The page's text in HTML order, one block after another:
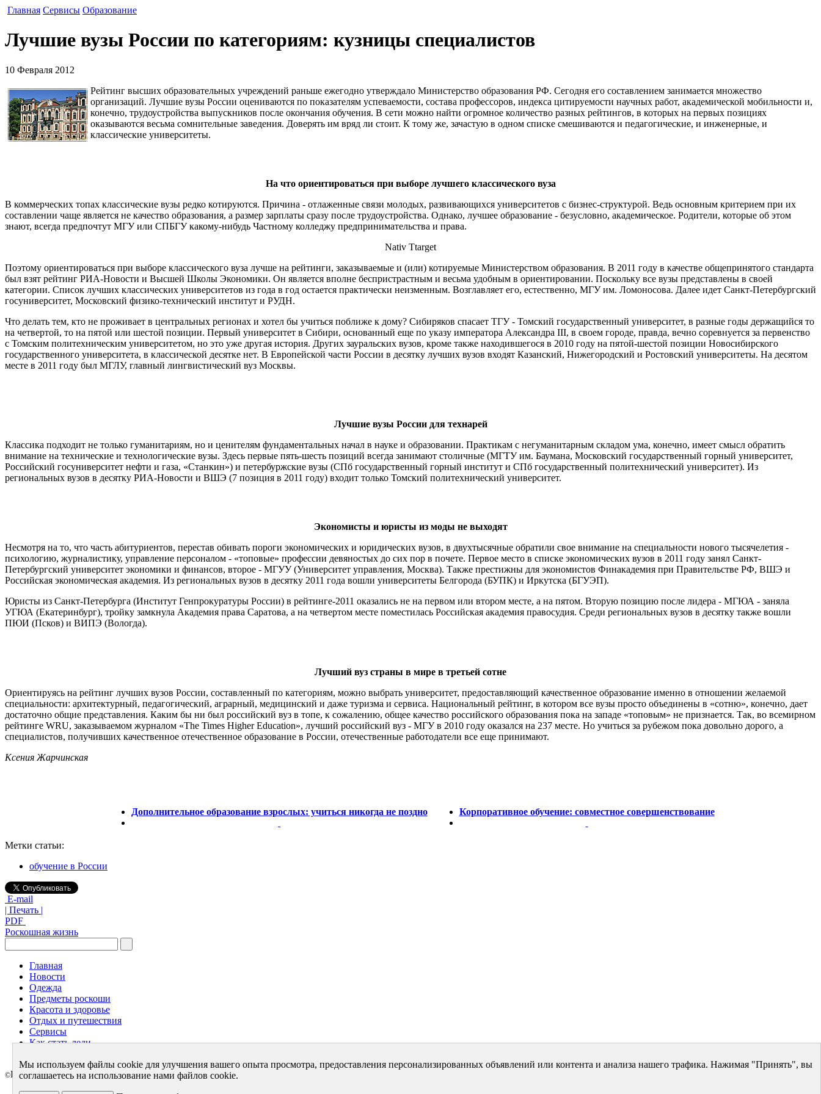
Главная Сервисы Образование
Лучшие вузы России по категориям: кузницы специалистов
10 Февраля 2012
Рейтинг высших образовательных учреждений раньше ежегодно утверждало Министерство образования РФ. Сегодня его составлением занимается множество
организаций. Лучшие вузы России оцениваются по показателям успеваемости, состава профессоров, индекса цитируемости научных работ, академической мобильности и,
конечно, трудоустройства выпускников после окончания обучения. В сети можно найти огромное количество разных рейтингов, в которых на первых позициях
оказываются весьма сомнительные заведения. Доверять им вряд ли стоит. К тому же, зачастую в одном списке смешиваются и педагогические, и инженерные, и
классические университеты.
На что ориентироваться при выборе лучшего классического вуза
В коммерческих топах классические вузы редко котируются. Причина - отлаженные связи молодых, развивающихся университетов с бизнес-структурой. Ведь основным критерием при их
составлении чаще является не качество образования, а размер зарплаты сразу после трудоустройства. Однако, лучшее образование - безусловно, академическое. Родители, которые об этом
знают, всегда предпочтут МГУ или СПБГУ какому-нибудь Частному колледжу предпринимательства и права.
Nativ Ttarget
Поэтому ориентироваться при выборе классического вуза лучше на рейтинги, заказываемые и (или) котируемые Министерством образования. В 2011 году в качестве общепринятого стандарта
был взят рейтинг РИА-Новости и Высшей Школы Экономики. Он является вполне беспристрастным и весьма удобным в ориентировании. Поскольку все вузы представлены в своей
категории. Список лучших классических университетов из года в год остается практически неизменным. Возглавляет его, естественно, МГУ им. Ломоносова. Далее идет Санкт-Петербургский
госуниверситет, Московский физико-технический институт и РУДН.
Что делать тем, кто не проживает в центральных регионах и хотел бы учиться поближе к дому? Сибиряков спасает ТГУ - Томский государственный университет, в разные годы держащийся то
на четвертой, то на пятой или шестой позиции. Первый университет в Сибири, основанный еще по указу императора Александра III, в своем городе, правда, вечно соревнуется за первенство
с Томским политехническим университетом, но это уже другая история. Других зауральских вузов, кроме также находившегося в 2010 году на пятой-шестой позиции Новосибирского
государственного университета, в классической десятке нет. В Европейской части России в десятку лучших вузов входят Казанский, Нижегородский и Ростовский университеты. На десятом
месте в 2011 году был МГЛУ, главный лингвистический вуз Москвы.
Лучшие вузы России для технарей
Классика подходит не только гуманитариям, но и ценителям фундаментальных начал в науке и образовании. Практикам с негуманитарным складом ума, конечно, имеет смысл обратить
внимание на технические и технологические вузы. Здесь первые пять-шесть позиций всегда занимают столичные (МГТУ им. Баумана, Московский государственный горный университет,
Российский госуниверситет нефти и газа, «Станкин») и петербуржские вузы (СПб государственный горный институт и СПб государственный политехнический университет). Из
региональных вузов в десятку РИА-Новости и ВШЭ (7 позиция в 2011 году) входит только Томский политехнический университет.
Экономисты и юристы из моды не выходят
Несмотря на то, что часть абитуриентов, перестав обивать пороги экономических и юридических вузов, в двухтысячные обратили свое внимание на специальности нового тысячелетия -
психологию, журналистику, управление персоналом - «топовые» профессии девяностых до сих пор в почете. Первое место в списке экономических вузов в 2011 году занял Санкт-
Петербургский университет экономики и финансов, второе - МГУУ (Университет управления, Москва). Также престижны для экономистов Финакадемия при Правительстве РФ, ВШЭ и
Российская экономическая академия. Из региональных вузов в десятку 2011 года вошли университеты Белгорода (БУПК) и Иркутска (БГУЭП).
Юристы из Санкт-Петербурга (Институт Генпрокуратуры России) в рейтинге-2011 оказались не на первом или втором месте, а на пятом. Вторую позицию после лидера - МГЮА - заняла
УГЮА (Екатеринбург), тройку замкнула Академия права Саратова, а на четвертом месте поместилась Российская академия правосудия. Среди региональных вузов в десятку также вошли
ПЮИ (Псков) и ВИПЭ (Вологда).
Лучший вуз страны в мире в третьей сотне
Ориентируясь на рейтинг лучших вузов России, составленный по категориям, можно выбрать университет, предоставляющий качественное образование именно в отношении желаемой
специальности: архитектурный, педагогический, аграрный, медицинский и даже туризма и сервиса. Национальный рейтинг, в котором все вузы просто объединены в «сотню», конечно, дает
достаточно общие представления. Каким бы ни был российский вуз в топе, к сожалению, общее качество российского образования пока на западе «топовым» не признается. Так, во всемирном
рейтинге WRU, заказываемом журналом «The Times Higher Education», лучший российский вуз - МГУ в 2010 году оказался на 237 месте. Но учиться за рубежом пока довольно дорого, а
специалистов, получивших качественное отечественное образование в России, отечественные работодатели все еще принимают.
Ксения Жарчинская
Дополнительное образование взрослых: учиться никогда не поздно Корпоративное обучение: совместное совершенствование
Метки статьи:
обучение в России
E-mail
| Печать |
PDF
Роскошная жизнь
Главная
Новости
Одежда
Предметы роскоши
Красота и здоровье
Отдых и путешествия
Сервисы
Как стать леди
©LuxeMag.ru 2005 - 2026
Мы используем файлы cookie для улучшения вашего опыта просмотра, предоставления персонализированных объявлений или контента и анализа нашего трафика. Нажимая "Принять", вы
соглашаетесь на использование нами файлов cookie.